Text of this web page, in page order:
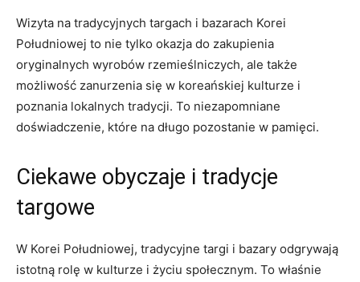
Wizyta na tradycyjnych targach i bazarach Korei​
Południowej to nie tylko okazja⁢ do zakupienia
oryginalnych wyrobów rzemieślniczych, ale także
możliwość zanurzenia⁣ się w⁢ koreańskiej⁣ kulturze i
‌poznania lokalnych tradycji. To ⁢niezapomniane
doświadczenie, które‍ na długo pozostanie w pamięci.
Ciekawe obyczaje i tradycje
targowe
W Korei Południowej, tradycyjne targi i bazary odgrywają
istotną rolę w kulturze⁤ i⁣ życiu społecznym. To właśnie